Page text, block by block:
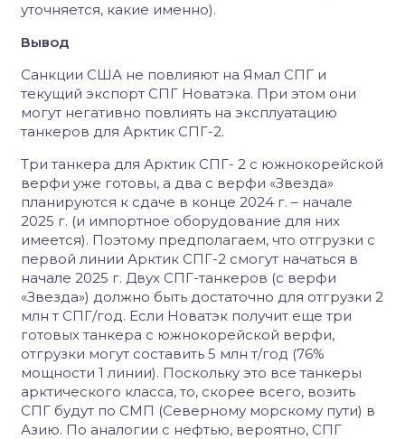
уточняется, какие именно).
Вывод
Санкции США не повлияют на Ямал СПГ и
текущий экспорт СПГ Новатэка. При этом они
могут негативно повлиять на эксплуатацию
танкеров для Арктик СПГ-2.
Три танкера для Арктик СПГ- 2 с южнокорейской
верфи уже готовы, а два с верфи «Звезда»
планируются к сдаче в конце 2024 г. – начале
2025 г. (и импортное оборудование для них
имеется). Поэтому предполагаем, что отгрузки с
первой линии Арктик СПГ-2 смогут начаться в
начале 2025 г. Двух СПГ-танкеров (с верфи
«Звезда») должно быть достаточно для отгрузки 2
млн т СПГ/год. Если Новатэк получит еще три
готовых танкера с южнокорейской верфи,
отгрузки могут составить 5 млн т/год (76%
мощности 1 линии). Поскольку это все танкеры
арктического класса, то, скорее всего, возить
СПГ будут по СМП (Северному морскому пути) в
Азию. По аналогии с нефтью, вероятно, СПГ